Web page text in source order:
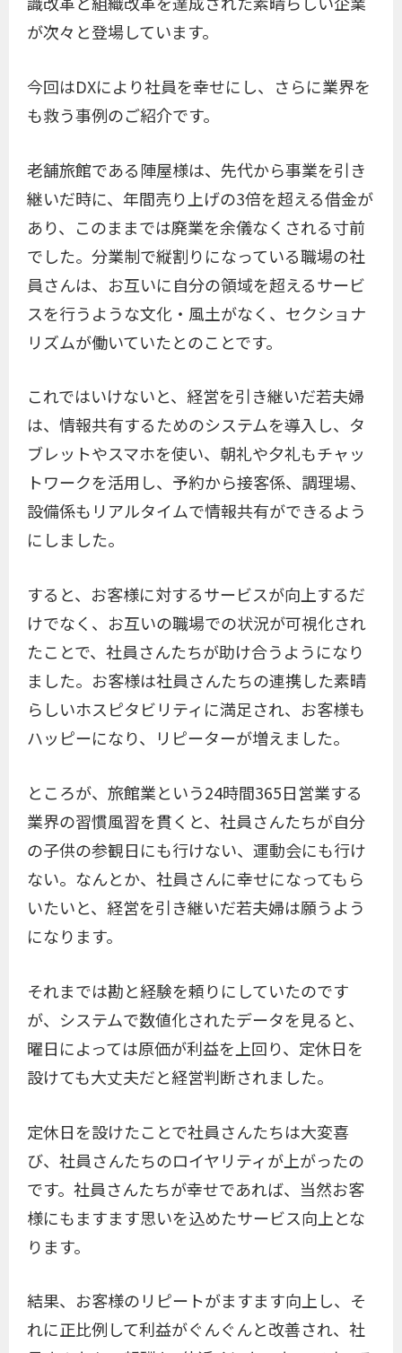
が次々と登場しています。
今回はDXにより社員を幸せにし、さらに業界を
も救う事例のご紹介です。
老舗旅館である陣屋様は、先代から事業を引き
継いだ時に、年間売り上げの3倍を超える借金が
あり、このままでは廃業を余儀なくされる寸前
でした。分業制で縦割りになっている職場の社
員さんは、お互いに自分の領域を超えるサービ
スを行うような文化・風土がなく、セクショナ
リズムが働いていたとのことです。
これではいけないと、経営を引き継いだ若夫婦
は、情報共有するためのシステムを導入し、タ
ブレットやスマホを使い、朝礼や夕礼もチャッ
トワークを活用し、予約から接客係、調理場、
設備係もリアルタイムで情報共有ができるよう
にしました。
すると、お客様に対するサービスが向上するだ
けでなく、お互いの職場での状況が可視化され
たことで、社員さんたちが助け合うようになり
ました。お客様は社員さんたちの連携した素晴
らしいホスピタビリティに満足され、お客様も
ハッピーになり、リピーターが増えました。
ところが、旅館業という24時間365日営業する
業界の習慣風習を貫くと、社員さんたちが自分
の子供の参観日にも行けない、運動会にも行け
ない。なんとか、社員さんに幸せになってもら
いたいと、経営を引き継いだ若夫婦は願うよう
になります。
それまでは勘と経験を頼りにしていたのです
が、システムで数値化されたデータを見ると、
曜日によっては原価が利益を上回り、定休日を
設けても大丈夫だと経営判断されました。
定休日を設けたことで社員さんたちは大変喜
び、社員さんたちのロイヤリティが上がったの
です。社員さんたちが幸せであれば、当然お客
様にもますます思いを込めたサービス向上とな
ります。
結果、お客様のリピートがますます向上し、そ
れに正比例して利益がぐんぐんと改善され、社